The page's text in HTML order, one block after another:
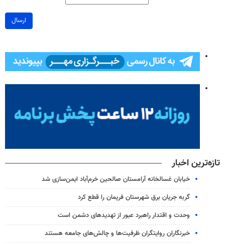
ارسال
تازه‌ترین اخبار
خیابان غسالخانه آرامستان صالحین خرم‌آباد ایمن‌سازی شد
گربه جریان برق شهرستان فریمان را قطع کرد
وحدت و اقتدار راهبرد عبور از تهدیدهای دشمن است
خبرنگاران روایتگران ظرفیت‌ها و چالش‌های جامعه هستند